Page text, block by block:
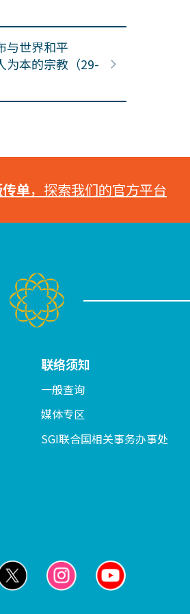
与世界和平
本的宗教（29-
单，探索我们的官方平台
联络须知
一般查询
媒体专区
SGI联合国相关事务办事处